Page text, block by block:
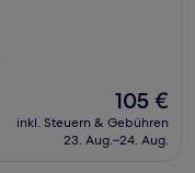
Der
Preis
beträgt
105 €
inkl. Steuern & Gebühren
23. Aug.–24. Aug.